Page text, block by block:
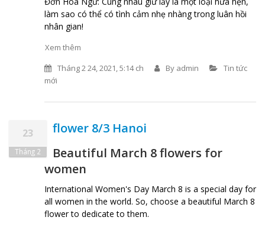
làm sao có thể có tình cảm nhẹ nhàng trong luân hồi
nhân gian!
Xem thêm
Tháng 2 24, 2021, 5:14 ch
By admin
Tin tức
mới
23
Tháng 2
flower 8/3 Hanoi
Beautiful March 8 flowers for
women
International Women's Day March 8 is a special day for
all women in the world. So, choose a beautiful March 8
flower to dedicate to them.